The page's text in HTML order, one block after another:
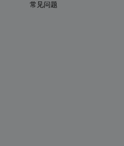
常见问题